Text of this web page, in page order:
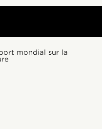
mondial sur la